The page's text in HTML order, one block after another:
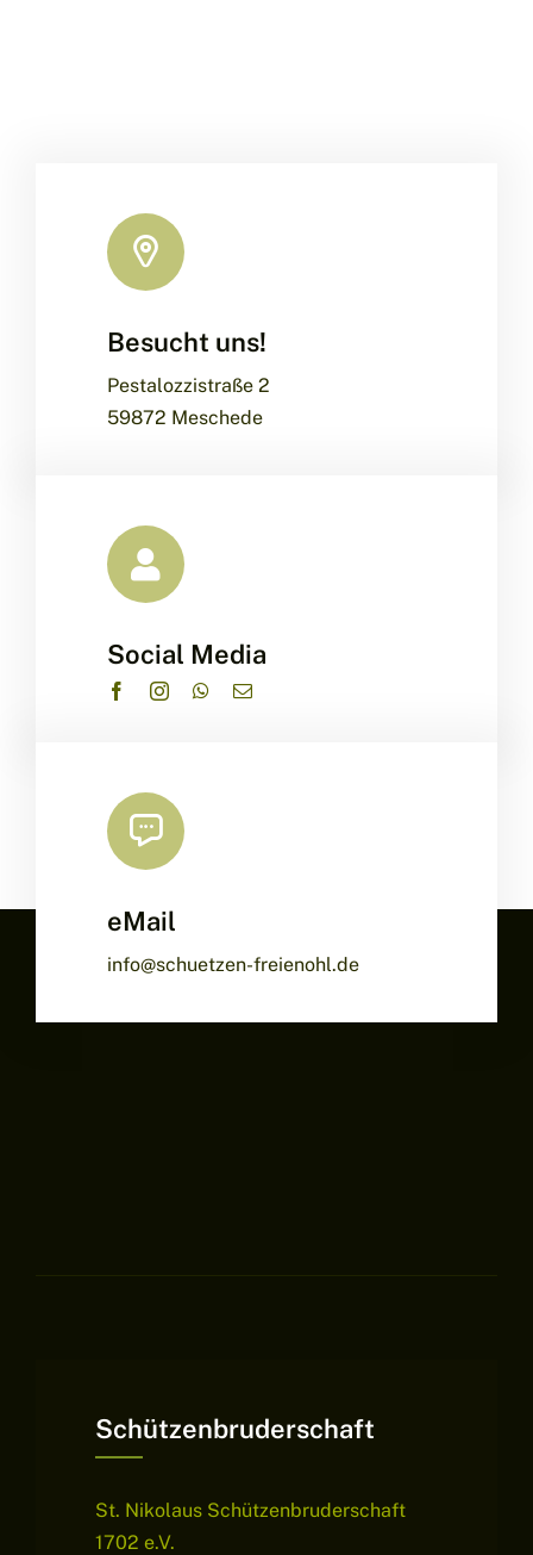
Besucht uns!
Pestalozzistraße 2
59872 Meschede
Social Media
eMail
info@schuetzen-freienohl.de
Schützenbruderschaft
St. Nikolaus Schützenbruderschaft
1702 e.V.